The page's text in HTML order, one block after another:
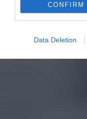
CONFIRM
Data Deletion